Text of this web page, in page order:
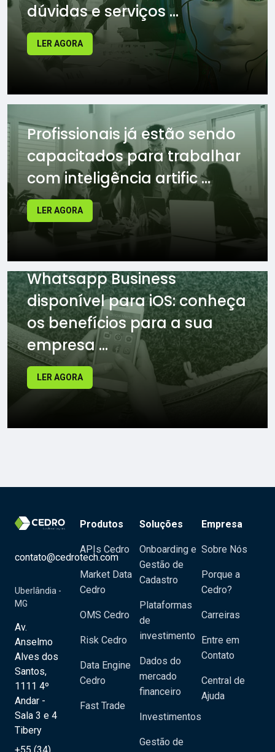
dúvidas e serviços ...
LER AGORA
Profissionais já estão sendo
capacitados para trabalhar
com inteligência artific ...
LER AGORA
Whatsapp Business
disponível para iOS: conheça
os benefícios para a sua
empresa ...
LER AGORA
contato@cedrotech.com
Uberlândia -
MG
Av.
Anselmo
Alves dos
Santos,
1111 4º
Andar -
Sala 3 e 4
Tibery
+55 (34)
Produtos
APIs Cedro
Market Data
Cedro
OMS Cedro
Risk Cedro
Data Engine
Cedro
Fast Trade
Soluções
Onboarding e
Gestão de
Cadastro
Plataformas
de
investimento
Dados do
mercado
financeiro
Investimentos
Gestão de
Empresa
Sobre Nós
Porque a
Cedro?
Carreiras
Entre em
Contato
Central de
Ajuda